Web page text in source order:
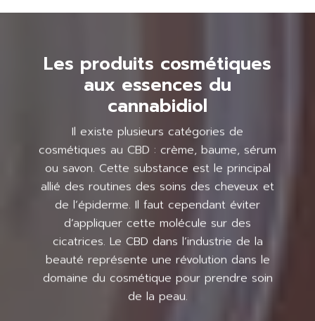
Les produits cosmétiques
aux essences du
cannabidiol
Il existe plusieurs catégories de
cosmétiques au CBD : crème, baume, sérum
ou savon. Cette substance est le principal
allié des routines des soins des cheveux et
de l’épiderme. Il faut cependant éviter
d’appliquer cette molécule sur des
cicatrices. Le CBD dans l’industrie de la
beauté représente une révolution dans le
domaine du cosmétique pour prendre soin
de la peau.